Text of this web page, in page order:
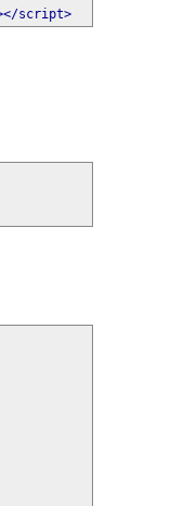
script>